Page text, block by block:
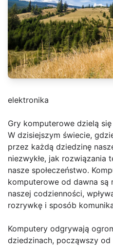
elektronika
Gry komputerowe dzielą
W dzisiejszym świecie,
przez każdą dziedzinę
niezwykłe, jak rozwiązania
nasze społeczeństwo.
komputerowe od dawna są
naszej codzienności,
rozrywkę i sposób
Komputery odgrywają
dziedzinach, począwszy od